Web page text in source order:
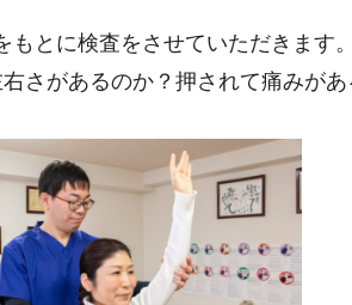
もとに検査をさせていただきます
さがあるのか？押されて痛みがあ